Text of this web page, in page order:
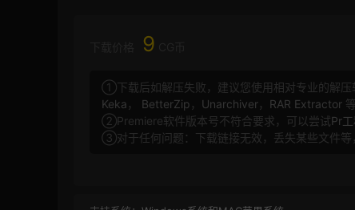
9
①下载后如解压失败，建议您使用相对专业的解压
Keka ， BetterZip ， Unarchiver， RAR Extractor
②Premiere软件版本号不符合要求，可以尝试Pr
③对于任何问题：下载链接无效，丢失某些文件等